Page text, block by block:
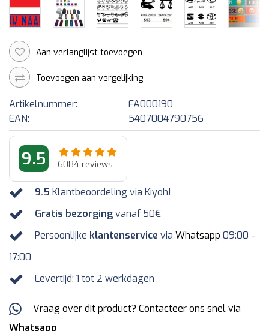
Aan verlanglijst toevoegen
Toevoegen aan vergelijking
Artikelnummer:
FA000190
EAN:
5407004790756
9.5 6084 reviews
9.5 Klantbeoordeling via Kiyoh!
Gratis bezorgingvanaf 50€
Persoonlijke klantenservice via Whatsapp 09:00 -
17:00
Levertijd: 1 tot 2 werkdagen
Vraag over dit product? Contacteer ons snel via
Whatsapp